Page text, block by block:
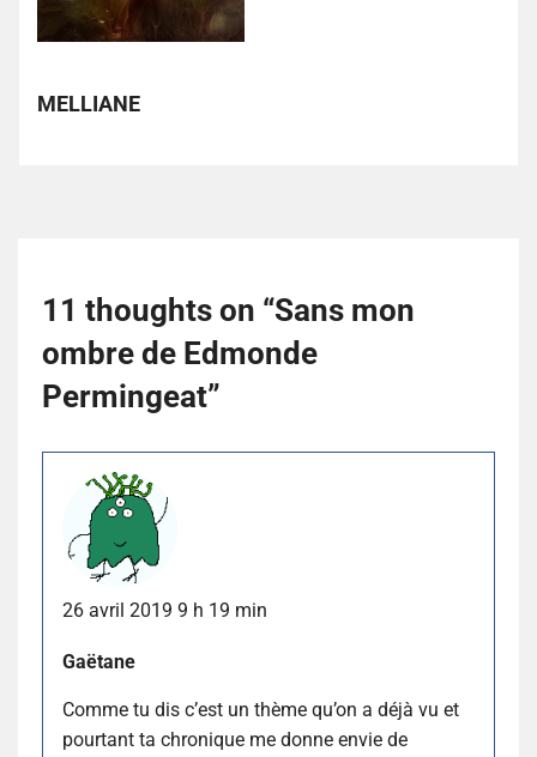
MELLIANE
11 thoughts on “Sans mon
ombre de Edmonde
Permingeat”
26 avril 2019 9 h 19 min
Gaëtane
Comme tu dis c’est un thème qu’on a déjà vu et
pourtant ta chronique me donne envie de